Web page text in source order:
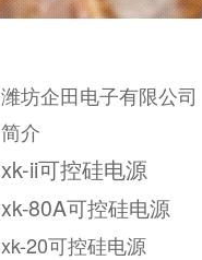
潍坊企田电子有限公司
简介
xk-ii可控硅电源
xk-80A可控硅电源
xk-20可控硅电源